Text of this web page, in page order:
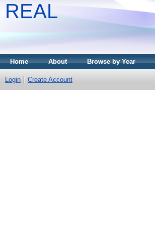
REAL
Home About Browse by Year
Login Create Account